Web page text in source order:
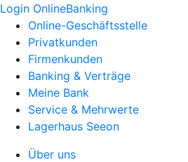
Login OnlineBanking
Online-Geschäftsstelle
Privatkunden
Firmenkunden
Banking & Verträge
Meine Bank
Service & Mehrwerte
Lagerhaus Seeon
Über uns